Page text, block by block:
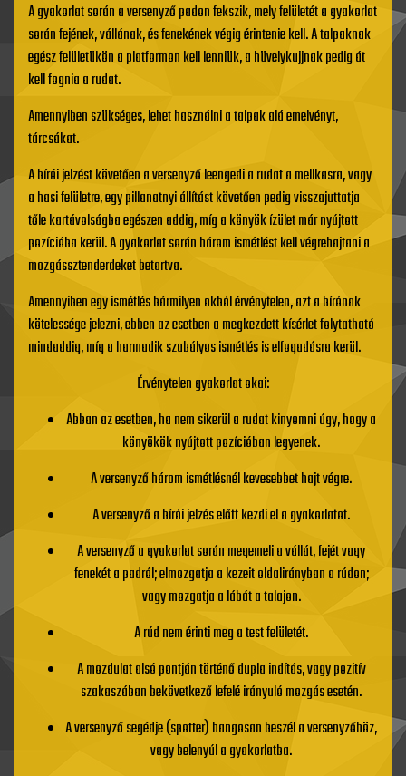
A gyakorlat során a versenyző padon fekszik, mely felületét a gyakorlat
során fejének, vállának, és fenekének végig érintenie kell. A talpaknak
egész felületükön a platformon kell lenniük, a hüvelykujjnak pedig át
kell fognia a rudat.
Amennyiben szükséges, lehet használni a talpak alá emelvényt,
tárcsákat.
A bírói jelzést követően a versenyző leengedi a rudat a mellkasra, vagy
a hasi felületre, egy pillanatnyi állítást követően pedig visszajuttatja
tőle kartávolságba egészen addig, míg a könyök ízület már nyújtott
pozícióba kerül. A gyakorlat során három ismétlést kell végrehajtani a
mozgássztenderdeket betartva.
Amennyiben egy ismétlés bármilyen okból érvénytelen, azt a bírónak
kötelessége jelezni, ebben az esetben a megkezdett kísérlet folytatható
mindaddig, míg a harmadik szabályos ismétlés is elfogadásra kerül.
Érvénytelen gyakorlat okai:
Abban az esetben, ha nem sikerül a rudat kinyomni úgy, hogy a
könyökök nyújtott pozícióban legyenek.
A versenyző három ismétlésnél kevesebbet hajt végre.
A versenyző a bírói jelzés előtt kezdi el a gyakorlatot.
A versenyző a gyakorlat során megemeli a vállát, fejét vagy
fenekét a padról; elmozgatja a kezeit oldalirányban a rúdon;
vagy mozgatja a lábát a talajon.
A rúd nem érinti meg a test felületét.
A mozdulat alsó pontján történő dupla indítás, vagy pozitív
szakaszában bekövetkező lefelé irányuló mozgás esetén.
A versenyző segédje (spotter) hangosan beszél a versenyzőhöz,
vagy belenyúl a gyakorlatba.